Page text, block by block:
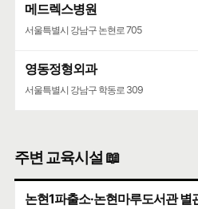
메드렉스병원
서울특별시 강남구 논현로 705
영동정형외과
서울특별시 강남구 학동로 309
주변 교육시설 📖
논현1파출소·논현마루도서관 별